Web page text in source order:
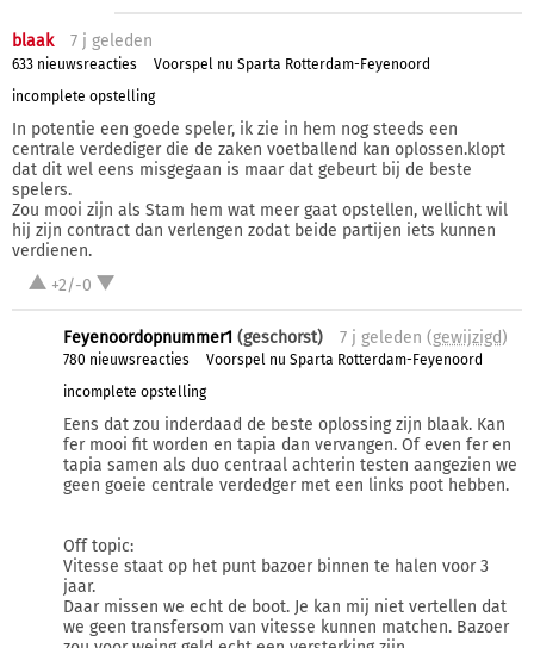
blaak 7 j geleden
633 nieuwsreacties
Voorspel nu Sparta Rotterdam-Feyenoord
incomplete opstelling
In potentie een goede speler, ik zie in hem nog steeds een
centrale verdediger die de zaken voetballend kan oplossen.klopt
dat dit wel eens misgegaan is maar dat gebeurt bij de beste
spelers.
Zou mooi zijn als Stam hem wat meer gaat opstellen, wellicht wil
hij zijn contract dan verlengen zodat beide partijen iets kunnen
verdienen.
+2/-0
Feyenoordopnummer1 (geschorst) 7 j geleden (gewijzigd)
780 nieuwsreacties
Voorspel nu Sparta Rotterdam-Feyenoord
incomplete opstelling
Eens dat zou inderdaad de beste oplossing zijn blaak. Kan
fer mooi fit worden en tapia dan vervangen. Of even fer en
tapia samen als duo centraal achterin testen aangezien we
geen goeie centrale verdedger met een links poot hebben.
Off topic:
Vitesse staat op het punt bazoer binnen te halen voor 3
jaar.
Daar missen we echt de boot. Je kan mij niet vertellen dat
we geen transfersom van vitesse kunnen matchen. Bazoer